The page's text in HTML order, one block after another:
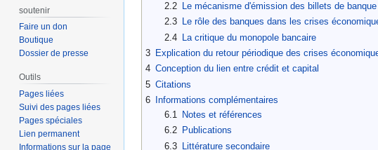
2.2
Le mécanisme d'émission des billets de
2.3
Le rôle des banques dans les crises
2.4
La critique du monopole bancaire
3 Explication du retour périodique des crises
4 Conception du lien entre crédit et capital
5 Citations
6
Informations complémentaires
6.1
Notes et références
6.2
Publications
6.3 Littérature secondaire
soutenir
Faire un don
Boutique
Dossier de presse
Outils
Pages liées
Suivi des pages liées
Pages spéciales
Lien permanent
Informations sur la page